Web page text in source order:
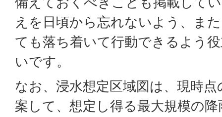
えを日頃から忘れないよう、ま
ても落ち着いて行動できるよう
いです。
なお、浸水想定区域図は、現時
案して、想定し得る最大規模の